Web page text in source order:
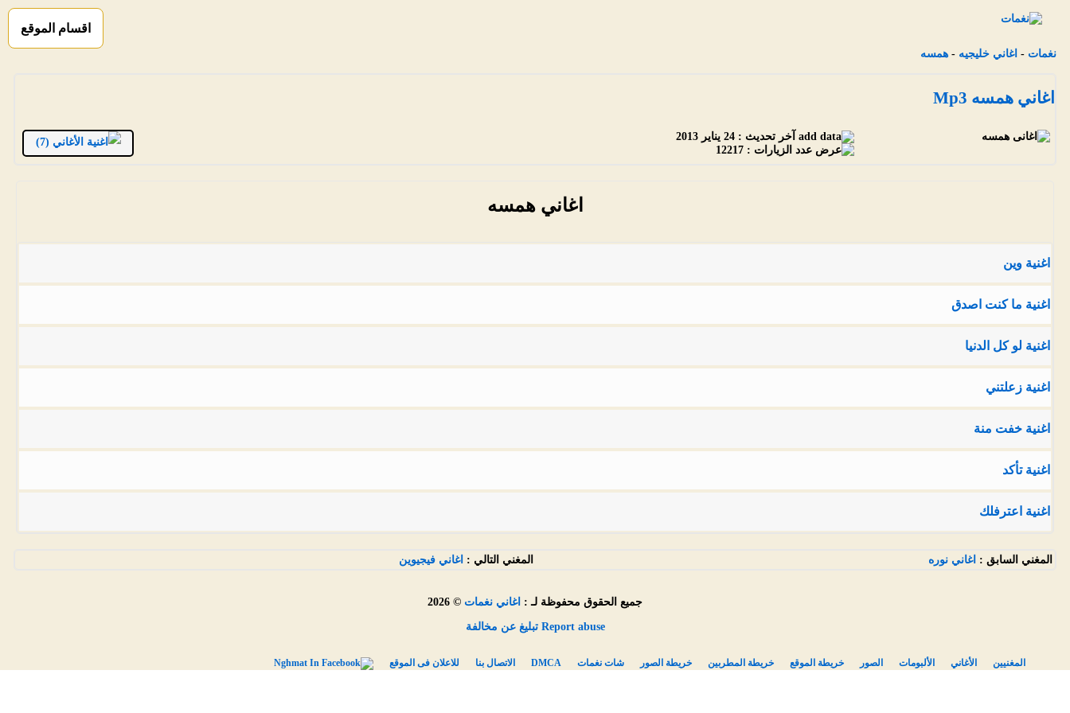
اقسام الموقع
نغمات - اغاني خليجيه - همسه
اغاني همسه Mp3
آخر تحديث : 24 يناير 2013
عدد الزيارات : 12217
الأغاني (7)
اغاني همسه
اغنية وين
اغنية ما كنت اصدق
اغنية لو كل الدنيا
اغنية زعلتني
اغنية خفت منة
اغنية تأكد
اغنية اعترفلك
المغني السابق : اغاني نوره المغني التالي : اغاني فيجيوين
جميع الحقوق محفوظة لـ : اغاني نغمات © 2026
Report abuse تبليغ عن مخالفة
المغنيين الأغاني الألبومات الصور خريطة الموقع خريطة المطربين خريطة الصور شات نغمات DMCA الاتصال بنا للاعلان فى الموقع